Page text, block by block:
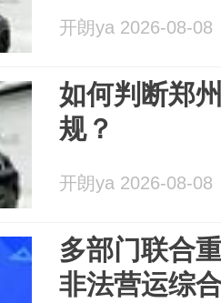
开朗ya 2026-08-08
如何判断郑
规？
开朗ya 2026-08-08
多部门联合
非法营运综